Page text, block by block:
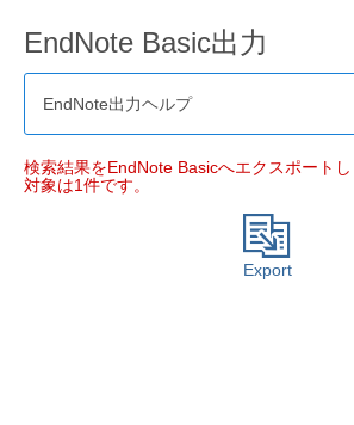
EndNote Basic出力
EndNote出力ヘルプ
検索結果をEndNote Basicへエクスポートし
対象は1件です。
Export